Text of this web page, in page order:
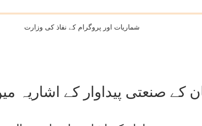
شماریات اور پروگرام کے نفاذ کی وزارت